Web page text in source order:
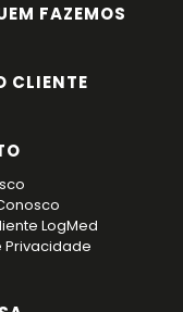
FAZEMOS
CLIENTE
LogMed
Privacidade